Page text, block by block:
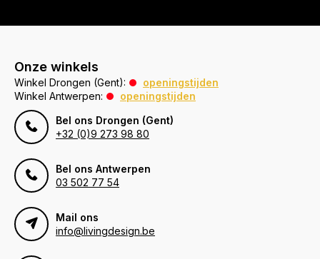
Onze winkels
Winkel Drongen (Gent):
openingstijden
Winkel Antwerpen:
openingstijden
Bel ons Drongen (Gent)
+32 (0)9 273 98 80
Bel ons Antwerpen
03 502 77 54
Mail ons
info@livingdesign.be